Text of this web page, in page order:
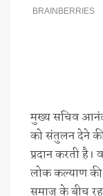
मुख्य सचिव
को संतुलन देने
प्रदान करती है।
लोक कल्याण की
समाज के बीच